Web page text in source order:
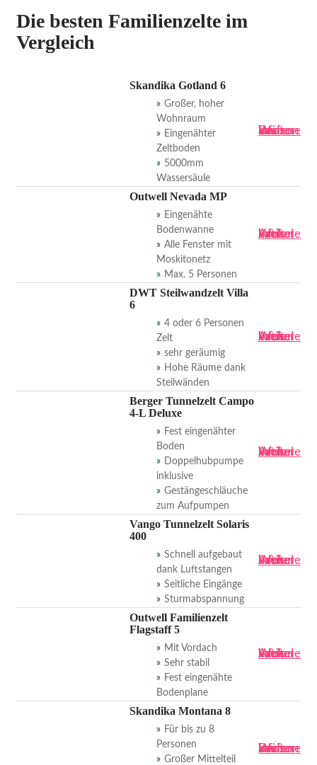
Die besten Familienzelte im
Vergleich
Skandika Gotland 6
Großer, hoher
Wohnraum
Eingenähter
Zeltboden
5000mm
Wassersäule
Bei amazon kaufen
Weitere Infos
Outwell Nevada MP
Eingenähte
Bodenwanne
Alle Fenster mit
Moskitonetz
Max. 5 Personen
Artikel kaufen
Weitere Infos
DWT Steilwandzelt Villa
6
4 oder 6 Personen
Zelt
sehr geräumig
Hohe Räume dank
Steilwänden
Artikel kaufen
Weitere Infos
Berger Tunnelzelt Campo
4-L Deluxe
Fest eingenähter
Boden
Doppelhubpumpe
inklusive
Gestängeschläuche
zum Aufpumpen
Artikel kaufen
Weitere Infos
Vango Tunnelzelt Solaris
400
Schnell aufgebaut
dank Luftstangen
Seitliche Eingänge
Sturmabspannung
Artikel kaufen
Weitere Infos
Outwell Familienzelt
Flagstaff 5
Mit Vordach
Sehr stabil
Fest eingenähte
Bodenplane
Artikel kaufen
Weitere Infos
Skandika Montana 8
Für bis zu 8
Personen
Großer Mittelteil
Bei amazon kaufen
Weitere Infos